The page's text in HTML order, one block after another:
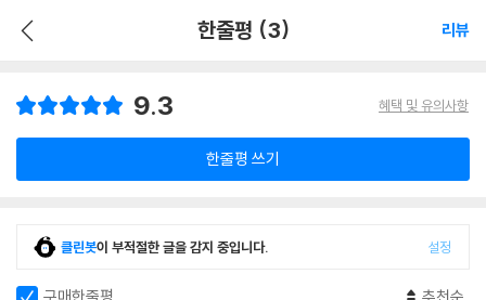
한줄평 (3) 리뷰
9.3 혜택 및 유의사항
한줄평 쓰기
클린봇이 부적절한 글을 감지 중입니다. 설정